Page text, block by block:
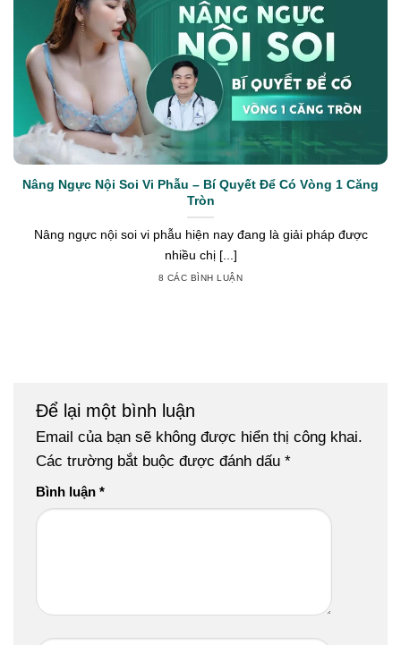
Nâng Ngực Nội Soi Vi Phẫu – Bí Quyết Để Có Vòng 1 Căng
Tròn
Nâng ngực nội soi vi phẫu hiện nay đang là giải pháp được
nhiều chị [...]
8 CÁC BÌNH LUẬN
Để lại một bình luận
Email của bạn sẽ không được hiển thị công khai.
Các trường bắt buộc được đánh dấu *
Bình luận *